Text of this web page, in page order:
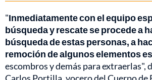
"Inmediatamente con el equipo
búsqueda y rescate se procede a
búsqueda de estas personas, a
remoción de algunos elementos
escombros y demás para extraerlas",
Carlos Portilla, vocero del Cuerpo de